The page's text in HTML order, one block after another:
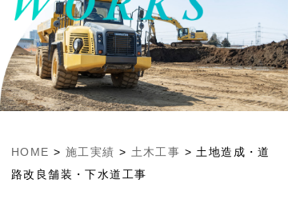
HOME > 施工実績 > 土木工事 > 土地造成・道
路改良舗装・下水道工事